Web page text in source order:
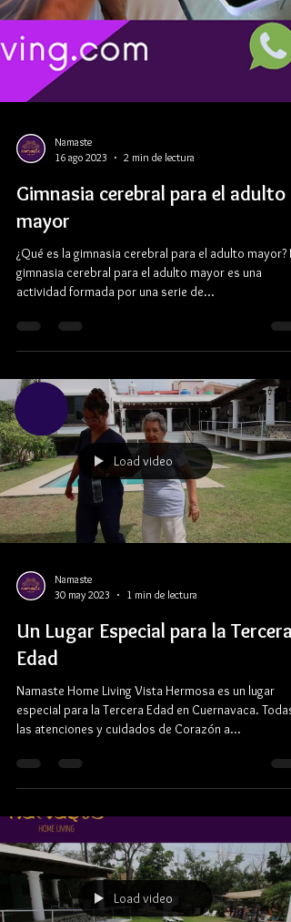
16 ago 2023
2 min de lectura
Gimnasia cerebral para el adulto
mayor
¿Qué es la gimnasia cerebral para el adulto mayor?
gimnasia cerebral para el adulto mayor es una
actividad formada por una serie de...
Load video
30 may 2023
1 min de lectura
Un Lugar Especial para la Tercera
Edad
Namaste Home Living Vista Hermosa es un lugar
especial para la Tercera Edad en Cuernavaca. Todas
las atenciones y cuidados de Corazón a...